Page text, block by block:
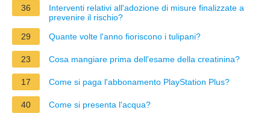
36
Interventi relativi all'adozione di misure finalizzate a
prevenire il rischio?
29
Quante volte l'anno fioriscono i tulipani?
23 Cosa mangiare prima dell'esame della creatinina?
17 Come si paga l'abbonamento PlayStation Plus?
40 Come si presenta l'acqua?